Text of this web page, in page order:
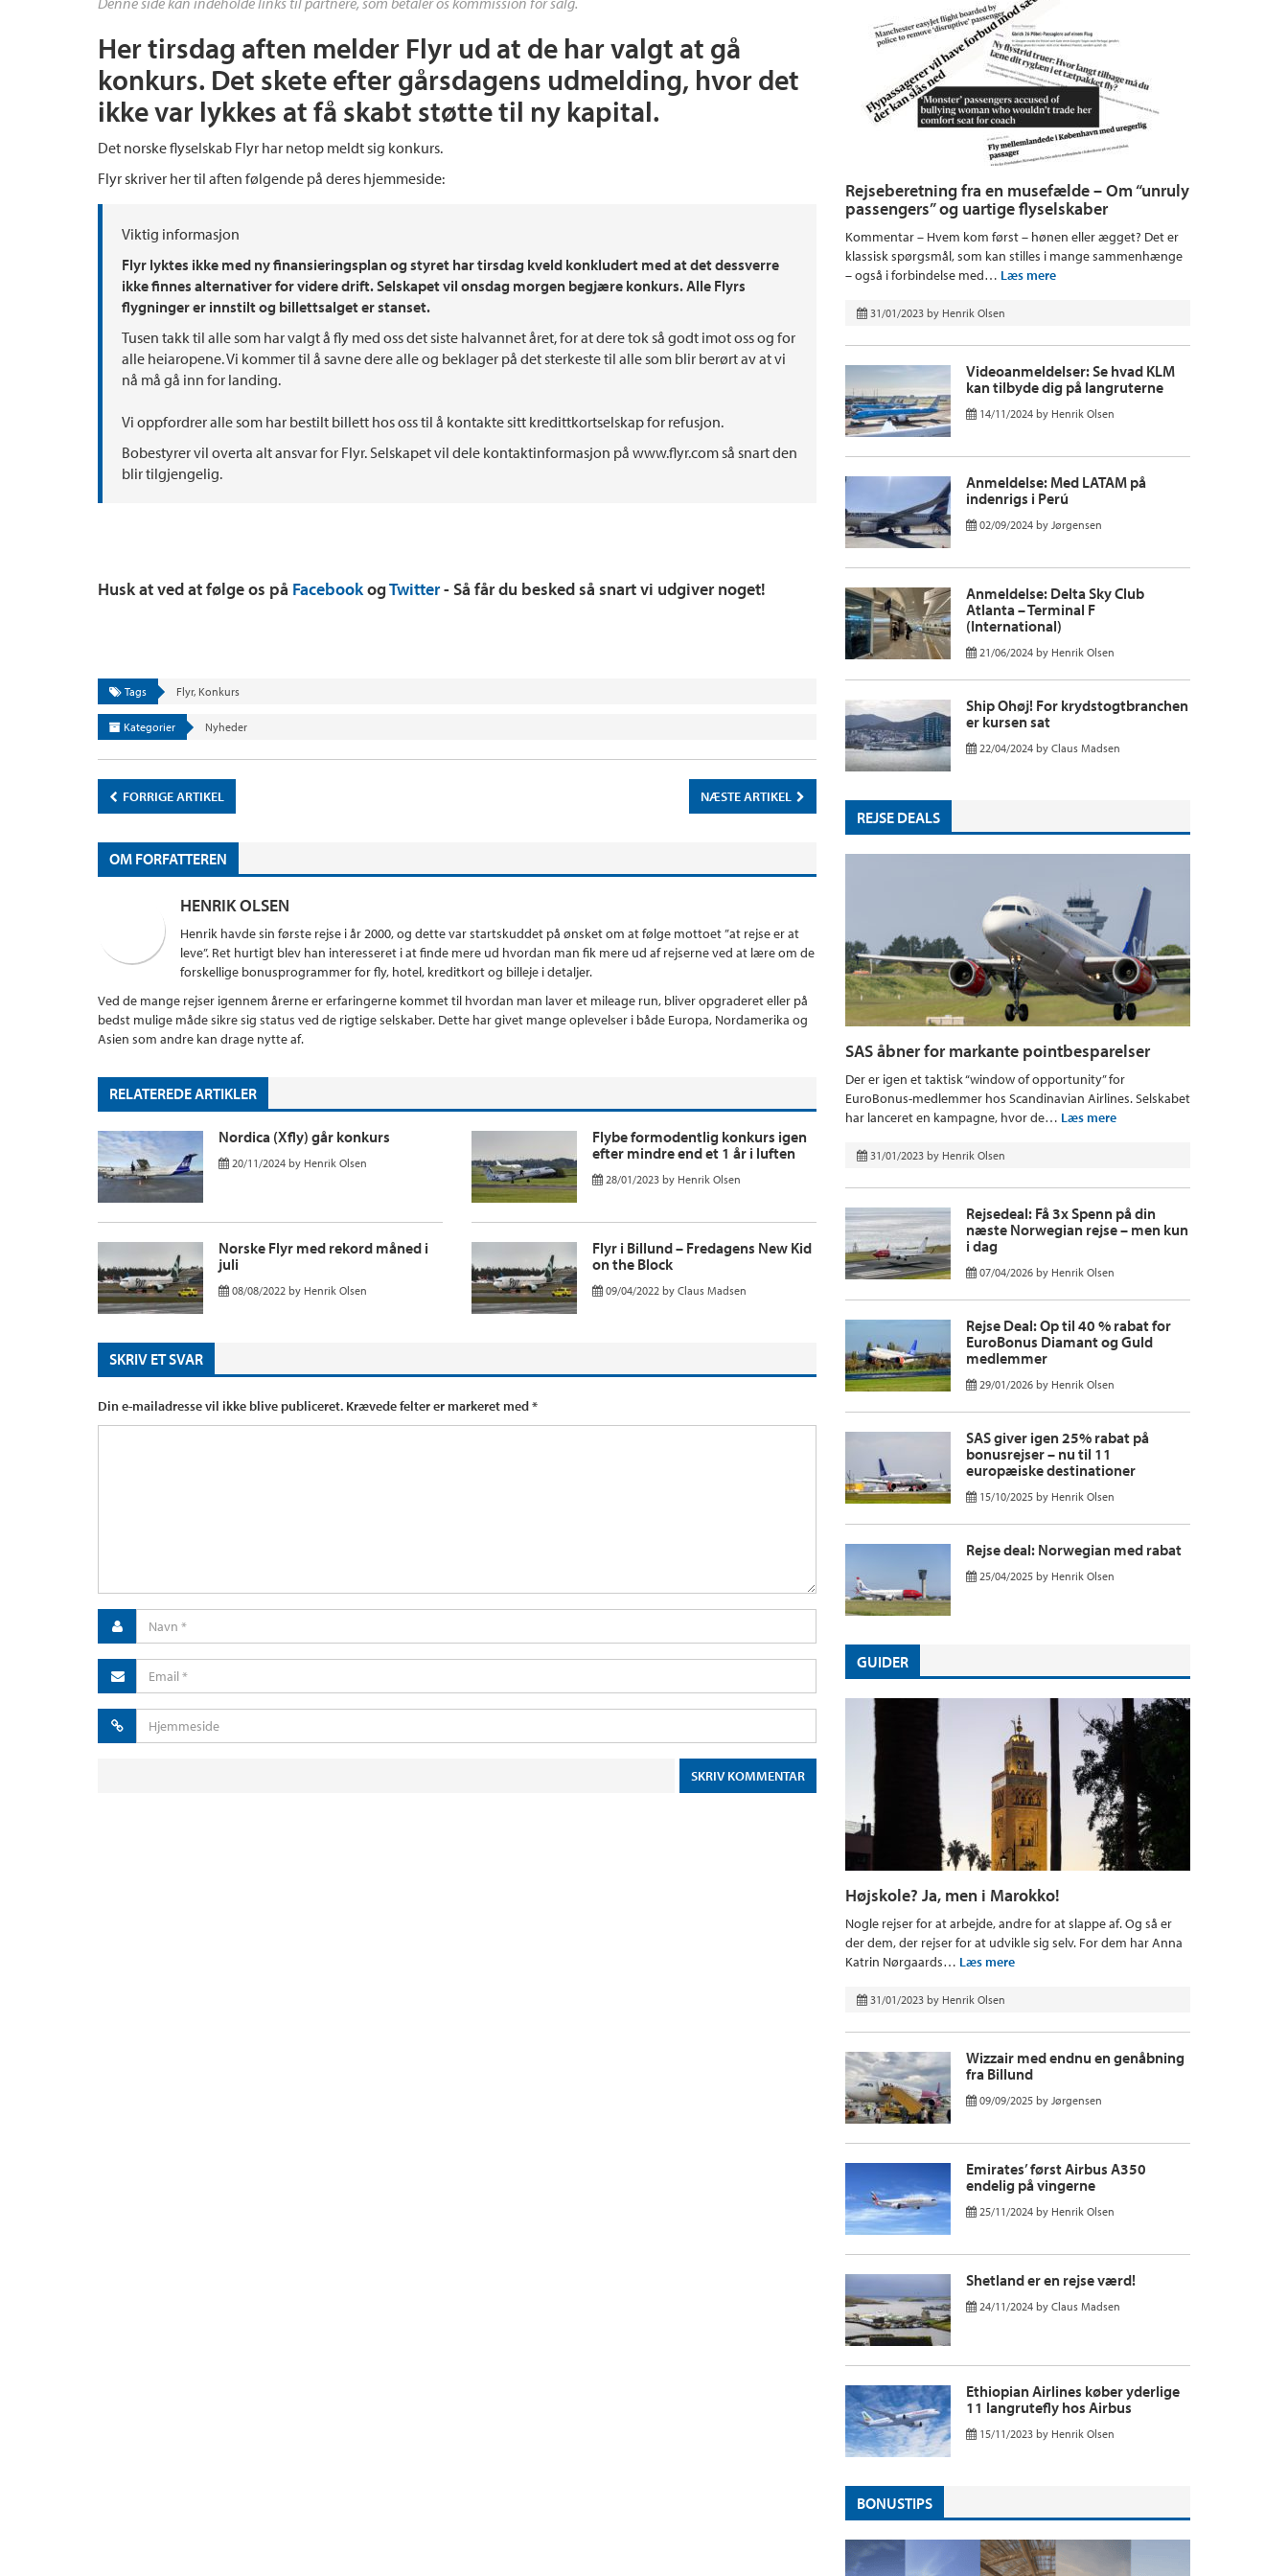
Her tirsdag aften melder Flyr ud at de har valgt at gå
konkurs. Det skete efter gårsdagens udmelding, hvor det
ikke var lykkes at få skabt støtte til ny kapital.
Det norske flyselskab Flyr har netop meldt sig konkurs.
Flyr skriver her til aften følgende på deres hjemmeside:
Viktig informasjon
Flyr lyktes ikke med ny finansieringsplan og styret har tirsdag kveld konkludert med at det dessverre
ikke finnes alternativer for videre drift. Selskapet vil onsdag morgen begjære konkurs. Alle Flyrs
flygninger er innstilt og billettsalget er stanset.
Tusen takk til alle som har valgt å fly med oss det siste halvannet året, for at dere tok så godt imot oss og for
alle heiaropene. Vi kommer til å savne dere alle og beklager på det sterkeste til alle som blir berørt av at vi
nå må gå inn for landing.
Vi oppfordrer alle som har bestilt billett hos oss til å kontakte sitt kredittkortselskap for refusjon.
Bobestyrer vil overta alt ansvar for Flyr. Selskapet vil dele kontaktinformasjon på www.flyr.com så snart den
blir tilgjengelig.
Husk at ved at følge os på FacebookogTwitter- Så får du besked så snart vi udgiver noget!
Tags Flyr, Konkurs
Kategorier Nyheder
FORRIGE ARTIKEL NÆSTE ARTIKEL
OM FORFATTEREN
HENRIK OLSEN
Henrik havde sin første rejse i år 2000, og dette var startskuddet på ønsket om at følge mottoet ”at rejse er at
leve”. Ret hurtigt blev han interesseret i at finde mere ud hvordan man fik mere ud af rejserne ved at lære om de
forskellige bonusprogrammer for fly, hotel, kreditkort og billeje i detaljer.
Ved de mange rejser igennem årerne er erfaringerne kommet til hvordan man laver et mileage run, bliver opgraderet eller på
bedst mulige måde sikre sig status ved de rigtige selskaber. Dette har givet mange oplevelser i både Europa, Nordamerika og
Asien som andre kan drage nytte af.
RELATEREDE ARTIKLER
Nordica (Xfly) går konkurs
20/11/2024 by Henrik Olsen
Flybe formodentlig konkurs igen
efter mindre end et 1 år i luften
28/01/2023 by Henrik Olsen
Norske Flyr med rekord måned i
juli
08/08/2022 by Henrik Olsen
Flyr i Billund – Fredagens New Kid
on the Block
09/04/2022 by Claus Madsen
SKRIV ET SVAR
Din e-mailadresse vil ikke blive publiceret. Krævede felter er markeret med*
Rejseberetning fra en musefælde – Om “unruly
passengers” og uartige flyselskaber
Kommentar – Hvem kom først – hønen eller ægget? Det er
klassisk spørgsmål, som kan stilles i mange sammenhænge
– også i forbindelse med… Læs mere
31/01/2023 by Henrik Olsen
Videoanmeldelser: Se hvad KLM
kan tilbyde dig på langruterne
14/11/2024 by Henrik Olsen
Anmeldelse: Med LATAM på
indenrigs i Perú
02/09/2024 by Jørgensen
Anmeldelse: Delta Sky Club
Atlanta – Terminal F
(International)
21/06/2024 by Henrik Olsen
Ship Ohøj! For krydstogtbranchen
er kursen sat
22/04/2024 by Claus Madsen
REJSE DEALS
SAS åbner for markante pointbesparelser
Der er igen et taktisk “window of opportunity” for
EuroBonus-medlemmer hos Scandinavian Airlines. Selskabet
har lanceret en kampagne, hvor de… Læs mere
31/01/2023 by Henrik Olsen
Rejsedeal: Få 3x Spenn på din
næste Norwegian rejse – men kun
i dag
07/04/2026 by Henrik Olsen
Rejse Deal: Op til 40 % rabat for
EuroBonus Diamant og Guld
medlemmer
29/01/2026 by Henrik Olsen
SAS giver igen 25% rabat på
bonusrejser – nu til 11
europæiske destinationer
15/10/2025 by Henrik Olsen
Rejse deal: Norwegian med rabat
25/04/2025 by Henrik Olsen
GUIDER
Højskole? Ja, men i Marokko!
Nogle rejser for at arbejde, andre for at slappe af. Og så er
der dem, der rejser for at udvikle sig selv. For dem har Anna
Katrin Nørgaards… Læs mere
31/01/2023 by Henrik Olsen
Wizzair med endnu en genåbning
fra Billund
09/09/2025 by Jørgensen
Emirates’ først Airbus A350
endelig på vingerne
25/11/2024 by Henrik Olsen
Shetland er en rejse værd!
24/11/2024 by Claus Madsen
Ethiopian Airlines køber yderlige
11 langrutefly hos Airbus
15/11/2023 by Henrik Olsen
BONUSTIPS